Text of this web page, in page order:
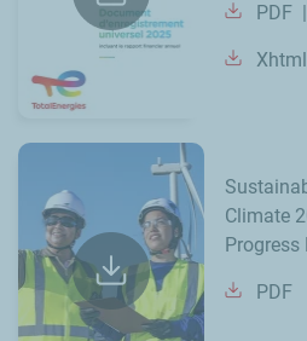
PDF
Xhtml
Climate
Progress
PDF